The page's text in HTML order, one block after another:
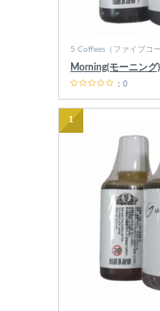
5 Coffees（ファイブコ
Morning(モーニング)
：0
1